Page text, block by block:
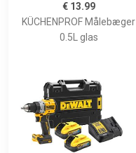
€ 13.99
KÜCHENPROF Målebæger
0.5L glas